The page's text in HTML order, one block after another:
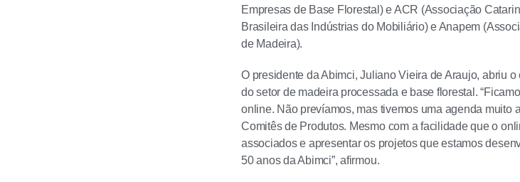
Empresas de Base Florestal) e ACR (Associação
Brasileira das Indústrias do Mobiliário) e Anapem
de Madeira).
O presidente da Abimci, Juliano Vieira de Araujo, abriu
do setor de madeira processada e base florestal.
online. Não prevíamos, mas tivemos uma agenda muito
Comitês de Produtos. Mesmo com a facilidade que o
associados e apresentar os projetos que estamos
50 anos da Abimci”, afirmou.